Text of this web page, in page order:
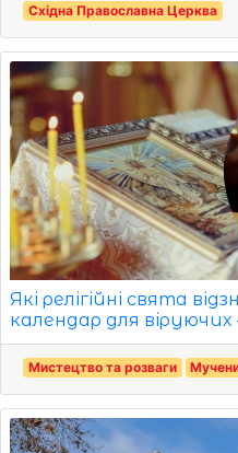
Східна Православна Церква
Які релігійні свята
календар для віруючих
Мистецтво та розваги